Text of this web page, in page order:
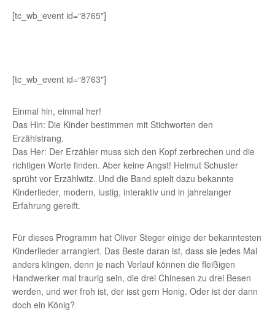
[tc_wb_event id=“8765″]
[tc_wb_event id=“8763″]
Einmal hin, einmal her!
Das Hin: Die Kinder bestimmen mit Stichworten den
Erzählstrang.
Das Her: Der Erzähler muss sich den Kopf zerbrechen und die
richtigen Worte finden. Aber keine Angst! Helmut Schuster
sprüht vor Erzählwitz. Und die Band spielt dazu bekannte
Kinderlieder, modern, lustig, interaktiv und in jahrelanger
Erfahrung gereift.
Für dieses Programm hat Oliver Steger einige der bekanntesten
Kinderlieder arrangiert. Das Beste daran ist, dass sie jedes Mal
anders klingen, denn je nach Verlauf können die fleißigen
Handwerker mal traurig sein, die drei Chinesen zu drei Besen
werden, und wer froh ist, der isst gern Honig. Oder ist der dann
doch ein König?